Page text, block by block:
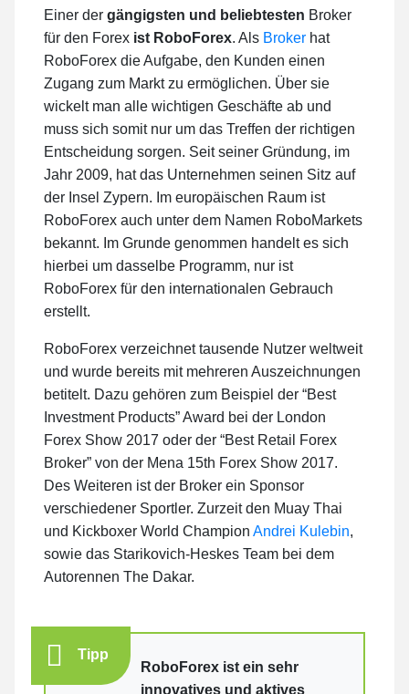
Einer der gängigsten und beliebtesten Broker
für den Forex ist RoboForex. Als Broker hat
RoboForex die Aufgabe, den Kunden einen
Zugang zum Markt zu ermöglichen. Über sie
wickelt man alle wichtigen Geschäfte ab und
muss sich somit nur um das Treffen der richtigen
Entscheidung sorgen. Seit seiner Gründung, im
Jahr 2009, hat das Unternehmen seinen Sitz auf
der Insel Zypern. Im europäischen Raum ist
RoboForex auch unter dem Namen RoboMarkets
bekannt. Im Grunde genommen handelt es sich
hierbei um dasselbe Programm, nur ist
RoboForex für den internationalen Gebrauch
erstellt.
RoboForex verzeichnet tausende Nutzer weltweit
und wurde bereits mit mehreren Auszeichnungen
betitelt. Dazu gehören zum Beispiel der “Best
Investment Products” Award bei der London
Forex Show 2017 oder der “Best Retail Forex
Broker” von der Mena 15th Forex Show 2017.
Des Weiteren ist der Broker ein Sponsor
verschiedener Sportler. Zurzeit den Muay Thai
und Kickboxer World Champion Andrei Kulebin,
sowie das Starikovich-Heskes Team bei dem
Autorennen The Dakar.
Tipp
RoboForex ist ein sehr
innovatives und aktives